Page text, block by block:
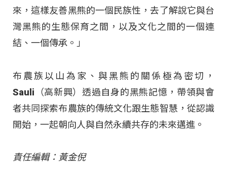
來，這樣友善黑熊的一個民族性，去了解說它與台
灣黑熊的生態保育之間，以及文化之間的一個連
結、一個傳承。」
布農族以山為家、與黑熊的關係極為密切，
Sauli（高新興）透過自身的黑熊記憶，帶領與會
者共同探索布農族的傳統文化跟生態智慧，從認識
開始，一起朝向人與自然永續共存的未來邁進。
責任編輯：黃金倪